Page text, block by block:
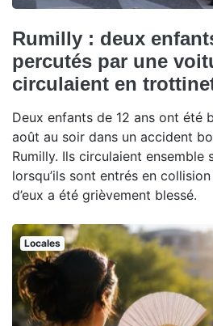
Rumilly : deux
percutés par une
circulaient en
Deux enfants de 12 ans ont été
août au soir dans un accident
Rumilly. Ils circulaient
lorsqu’ils sont entrés en
d’eux a été grièvement blessé.
Locales